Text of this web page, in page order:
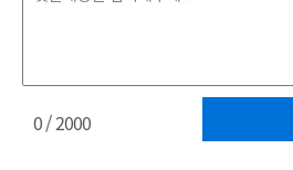
0/ 2000